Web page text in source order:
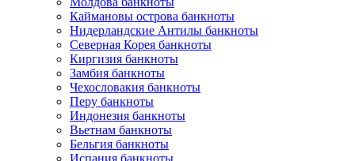
Каймановы острова банкноты
Нидерландские Антилы банкноты
Северная Корея банкноты
Киргизия банкноты
Замбия банкноты
Чехословакия банкноты
Перу банкноты
Индонезия банкноты
Вьетнам банкноты
Бельгия банкноты
Испания банкноты